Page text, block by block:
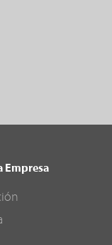
Empresa